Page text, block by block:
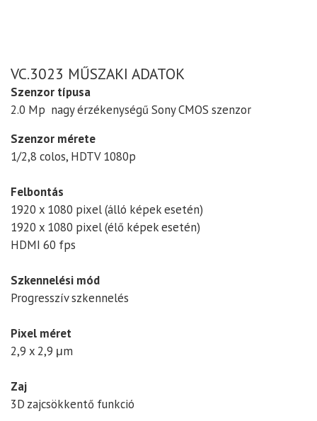
VC.3023 MŰSZAKI ADATOK
Szenzor típusa
2.0 Mp nagy érzékenységű Sony CMOS szenzor
Szenzor mérete
1/2,8 colos, HDTV 1080p
Felbontás
1920 x 1080 pixel (álló képek esetén)
1920 x 1080 pixel (élő képek esetén)
HDMI 60 fps
Szkennelési mód
Progresszív szkennelés
Pixel méret
2,9 x 2,9 μm
Zaj
3D zajcsökkentő funkció